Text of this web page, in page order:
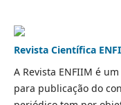
Revista Científica
A Revista ENFIIM é
para publicação do